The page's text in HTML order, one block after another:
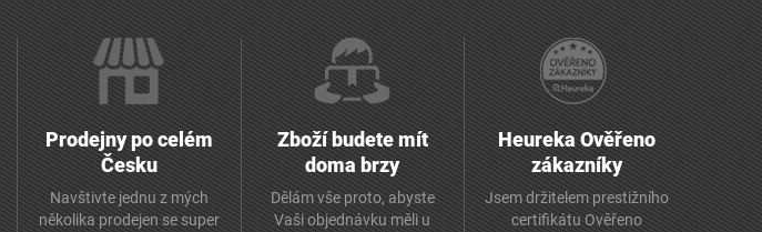
Prodejny po celém
Česku
Navštivte jednu z mých
několika prodejen se super
Zboží budete mít
doma brzy
Dělám vše proto, abyste
Vaši objednávku měli u
Heureka Ověřeno
zákazníky
Jsem držitelem prestižního
certifikátu Ověřeno